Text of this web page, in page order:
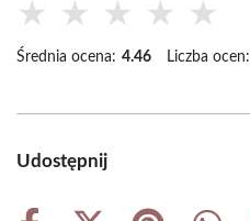
★ ★ ★ ★ ★
Średnia ocena: 4.46 Liczba ocen:
Udostępnij